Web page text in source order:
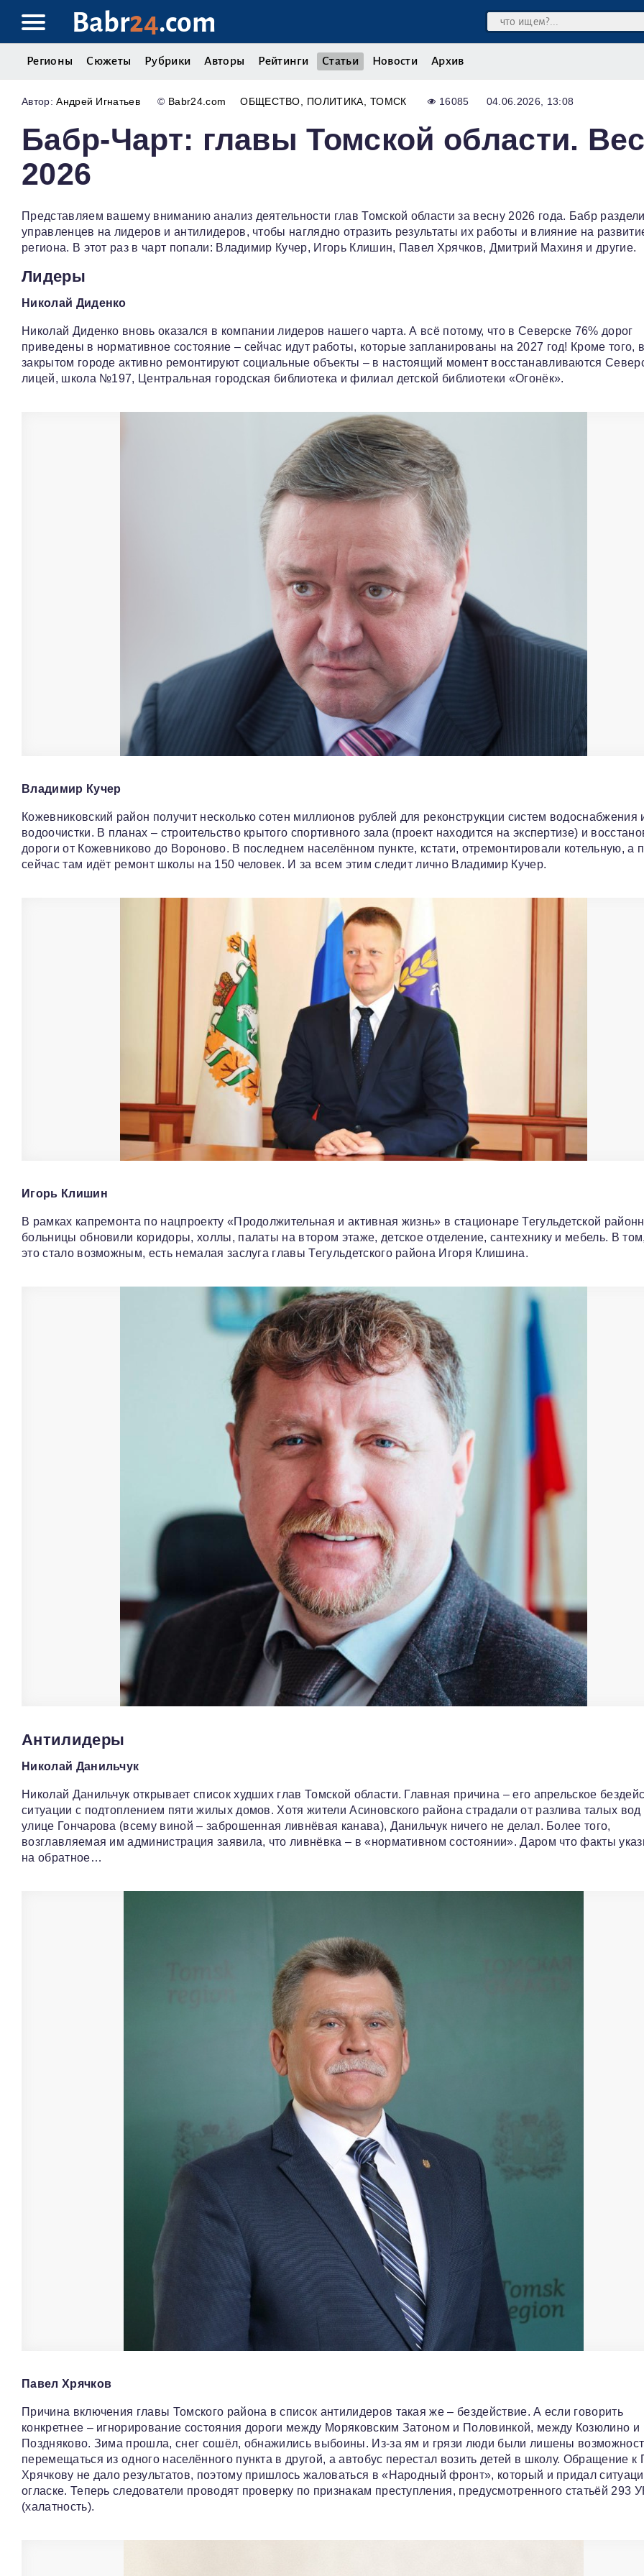
Babr24.com
Регионы Сюжеты Рубрики Авторы Рейтинги Статьи Новости Архив
Андрей Игнатьев © Babr24.com ОБЩЕСТВО ПОЛИТИКА ТОМСК 16085 04.06.2026, 13:08
Бабр-Чарт: главы Томской области.
2026
Представляем вашему вниманию анализ деятельности глав Томской области за весну 2026 года. Бабр
управленцев на лидеров и антилидеров, чтобы наглядно отразить результаты их работы и влияние на
региона. В этот раз в чарт попали: Владимир Кучер, Игорь Клишин, Павел Хрячков, Дмитрий Махиня и другие.
Лидеры
Николай Диденко
Николай Диденко вновь оказался в компании лидеров нашего чарта. А всё потому, что в Северске 76% дорог
приведены в нормативное состояние – сейчас идут работы, которые запланированы на 2027 год! Кроме того, в
закрытом городе активно ремонтируют социальные объекты – в настоящий момент восстанавливаются
лицей, школа №197, Центральная городская библиотека и филиал детской библиотеки «Огонёк».
Владимир Кучер
Кожевниковский район получит несколько сотен миллионов рублей для реконструкции систем водоснабжения
водоочистки. В планах – строительство крытого спортивного зала (проект находится на экспертизе) и
дороги от Кожевниково до Вороново. В последнем населённом пункте, кстати, отремонтировали котельную, а
сейчас там идёт ремонт школы на 150 человек. И за всем этим следит лично Владимир Кучер.
Игорь Клишин
В рамках капремонта по нацпроекту «Продолжительная и активная жизнь» в стационаре Тегульдетской
больницы обновили коридоры, холлы, палаты на втором этаже, детское отделение, сантехнику и мебель. В
это стало возможным, есть немалая заслуга главы Тегульдетского района Игоря Клишина.
Антилидеры
Николай Данильчук
Николай Данильчук открывает список худших глав Томской области. Главная причина – его апрельское
ситуации с подтоплением пяти жилых домов. Хотя жители Асиновского района страдали от разлива талых вод
улице Гончарова (всему виной – заброшенная ливнёвая канава), Данильчук ничего не делал. Более того,
возглавляемая им администрация заявила, что ливнёвка – в «нормативном состоянии». Даром что факты
на обратное…
Павел Хрячков
Причина включения главы Томского района в список антилидеров такая же – бездействие. А если говорить
конкретнее – игнорирование состояния дороги между Моряковским Затоном и Половинкой, между Козюлино и
Поздняково. Зима прошла, снег сошёл, обнажились выбоины. Из-за ям и грязи люди были лишены
перемещаться из одного населённого пункта в другой, а автобус перестал возить детей в школу. Обращение к
Хрячкову не дало результатов, поэтому пришлось жаловаться в «Народный фронт», который и придал
огласке. Теперь следователи проводят проверку по признакам преступления, предусмотренного статьёй 293
(халатность).